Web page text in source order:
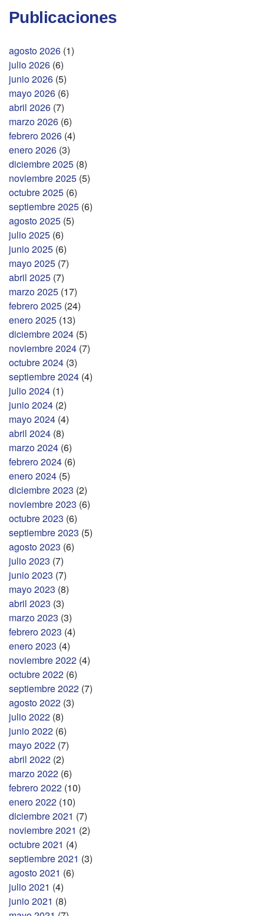
Publicaciones
agosto 2026 (1)
julio 2026 (6)
junio 2026 (5)
mayo 2026 (6)
abril 2026 (7)
marzo 2026 (6)
febrero 2026 (4)
enero 2026 (3)
diciembre 2025 (8)
noviembre 2025 (5)
octubre 2025 (6)
septiembre 2025 (6)
agosto 2025 (5)
julio 2025 (6)
junio 2025 (6)
mayo 2025 (7)
abril 2025 (7)
marzo 2025 (17)
febrero 2025 (24)
enero 2025 (13)
diciembre 2024 (5)
noviembre 2024 (7)
octubre 2024 (3)
septiembre 2024 (4)
julio 2024 (1)
junio 2024 (2)
mayo 2024 (4)
abril 2024 (8)
marzo 2024 (6)
febrero 2024 (6)
enero 2024 (5)
diciembre 2023 (2)
noviembre 2023 (6)
octubre 2023 (6)
septiembre 2023 (5)
agosto 2023 (6)
julio 2023 (7)
junio 2023 (7)
mayo 2023 (8)
abril 2023 (3)
marzo 2023 (3)
febrero 2023 (4)
enero 2023 (4)
noviembre 2022 (4)
octubre 2022 (6)
septiembre 2022 (7)
agosto 2022 (3)
julio 2022 (8)
junio 2022 (6)
mayo 2022 (7)
abril 2022 (2)
marzo 2022 (6)
febrero 2022 (10)
enero 2022 (10)
diciembre 2021 (7)
noviembre 2021 (2)
octubre 2021 (4)
septiembre 2021 (3)
agosto 2021 (6)
julio 2021 (4)
junio 2021 (8)